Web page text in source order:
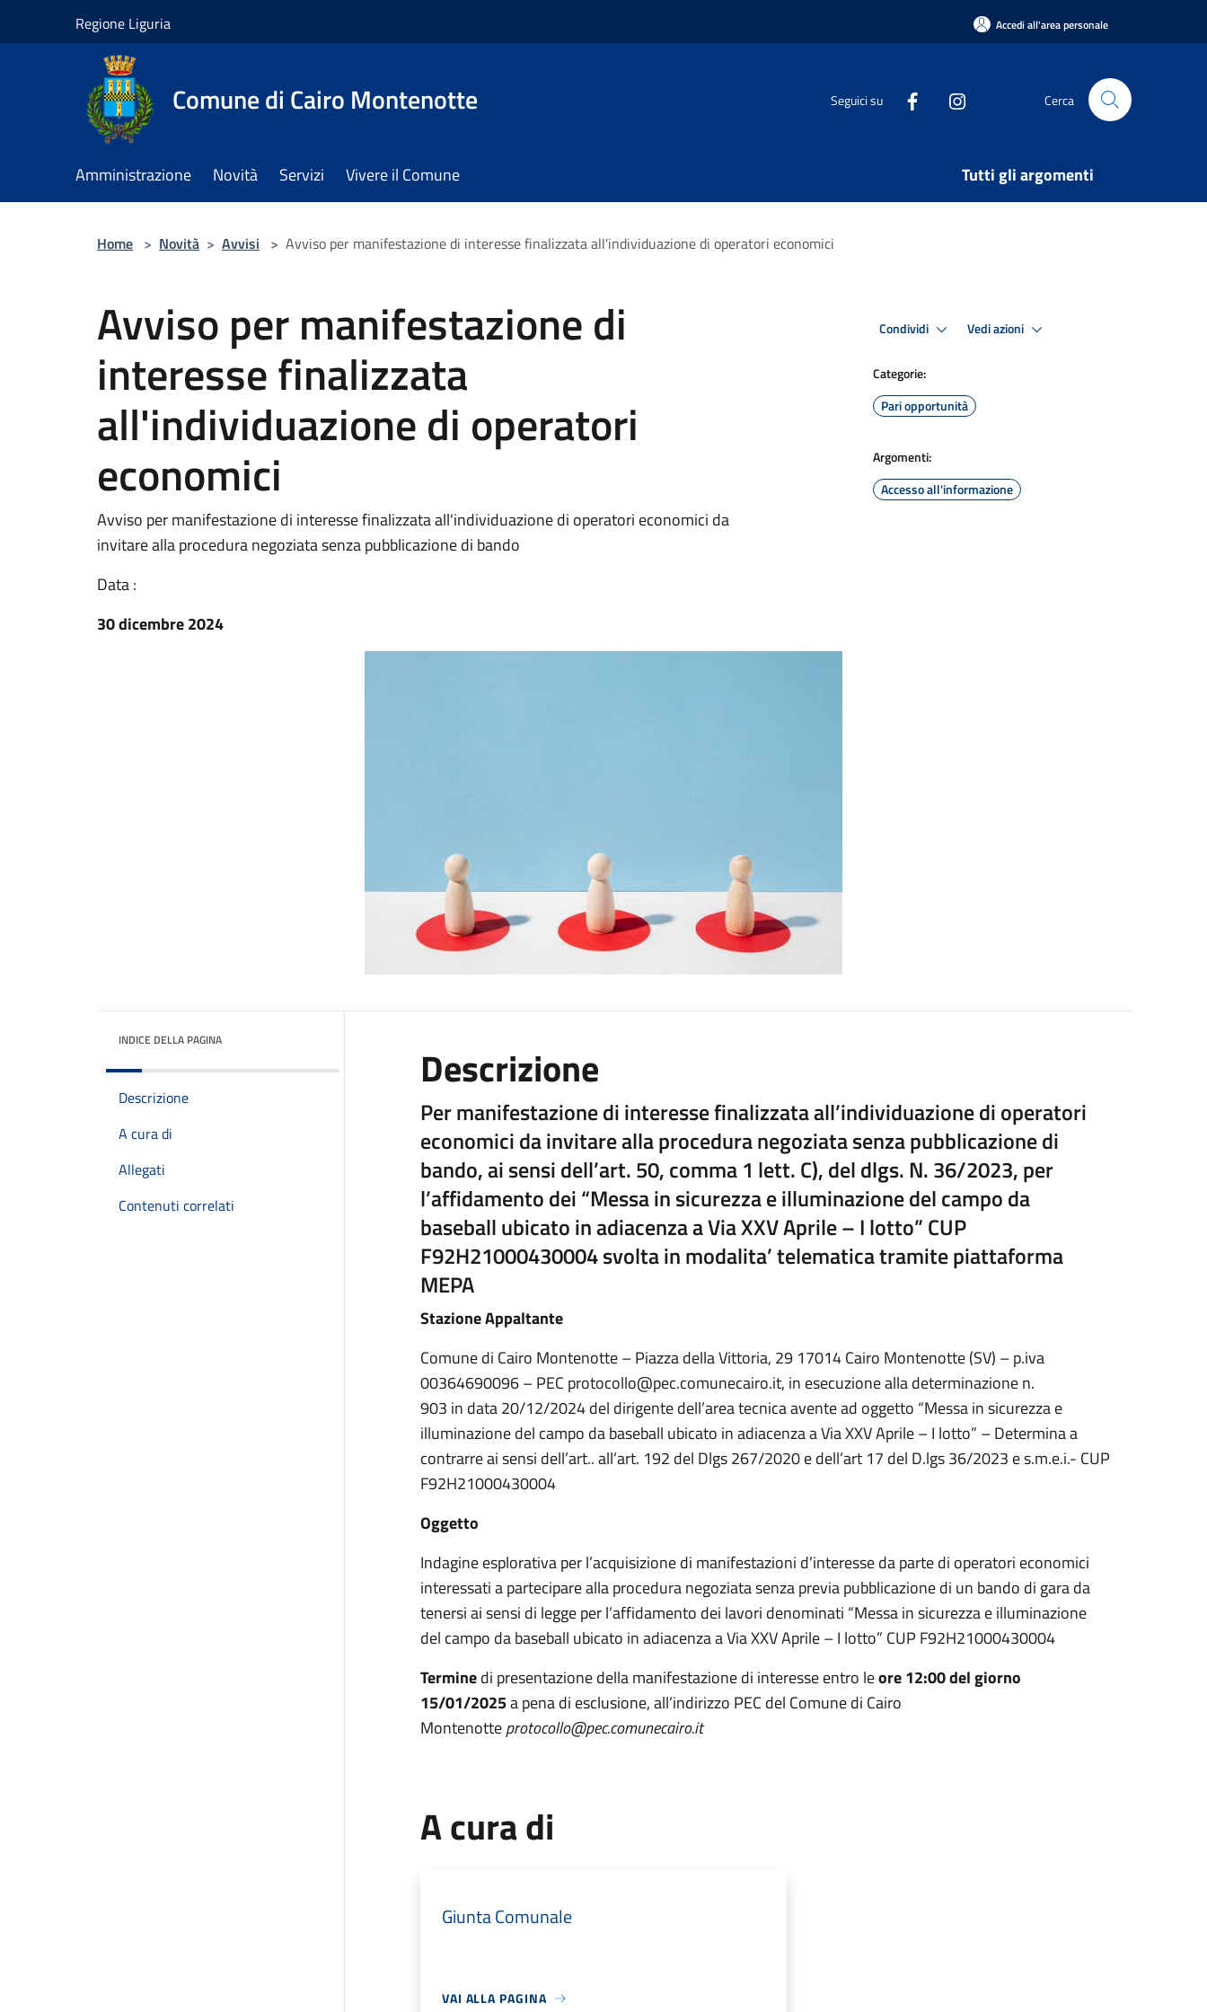
Regione Liguria Accedi all'area personale
Comune di Cairo Montenotte Seguici su Cerca
Amministrazione Novità Servizi Vivere il Comune Tutti gli argomenti
Home > Novità > Avvisi > Avviso per manifestazione di interesse finalizzata all'individuazione di operatori economici
Avviso per manifestazione di
interesse finalizzata
all'individuazione di operatori
economici
Avviso per manifestazione di interesse finalizzata all'individuazione di operatori economici da
invitare alla procedura negoziata senza pubblicazione di bando
Data :
30 dicembre 2024
Condividi Vedi azioni
Categorie:
Pari opportunità
Argomenti:
Accesso all'informazione
INDICE DELLA PAGINA
Descrizione
A cura di
Allegati
Contenuti correlati
Descrizione
Per manifestazione di interesse finalizzata all’individuazione di operatori
economici da invitare alla procedura negoziata senza pubblicazione di
bando, ai sensi dell’art. 50, comma 1 lett. C), del dlgs. N. 36/2023, per
l’affidamento dei “Messa in sicurezza e illuminazione del campo da
baseball ubicato in adiacenza a Via XXV Aprile – I lotto” CUP
F92H21000430004 svolta in modalita’ telematica tramite piattaforma
MEPA
Stazione Appaltante
Comune di Cairo Montenotte – Piazza della Vittoria, 29 17014 Cairo Montenotte (SV) – p.iva
00364690096 – PEC protocollo@pec.comunecairo.it, in esecuzione alla determinazione n.
903 in data 20/12/2024 del dirigente dell’area tecnica avente ad oggetto “Messa in sicurezza e
illuminazione del campo da baseball ubicato in adiacenza a Via XXV Aprile – I lotto” – Determina a
contrarre ai sensi dell’art.. all’art. 192 del Dlgs 267/2020 e dell’art 17 del D.lgs 36/2023 e s.m.e.i.- CUP
F92H21000430004
Oggetto
Indagine esplorativa per l’acquisizione di manifestazioni d’interesse da parte di operatori economici
interessati a partecipare alla procedura negoziata senza previa pubblicazione di un bando di gara da
tenersi ai sensi di legge per l’affidamento dei lavori denominati “Messa in sicurezza e illuminazione
del campo da baseball ubicato in adiacenza a Via XXV Aprile – I lotto” CUP F92H21000430004
Terminedi presentazione della manifestazione di interesse entro leore 12:00 del giorno
15/01/2025a pena di esclusione, all’indirizzo PEC del Comune di Cairo
Montenotteprotocollo@pec.comunecairo.it
A cura di
Giunta Comunale
VAI ALLA PAGINA